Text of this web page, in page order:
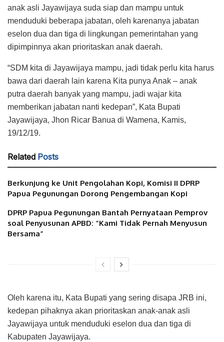
anak asli Jayawijaya suda siap dan mampu untuk
menduduki beberapa jabatan, oleh karenanya jabatan
eselon dua dan tiga di lingkungan pemerintahan yang
dipimpinnya akan prioritaskan anak daerah.
“SDM kita di Jayawijaya mampu, jadi tidak perlu kita harus
bawa dari daerah lain karena Kita punya Anak – anak
putra daerah banyak yang mampu, jadi wajar kita
memberikan jabatan nanti kedepan”, Kata Bupati
Jayawijaya, Jhon Ricar Banua di Wamena, Kamis,
19/12/19.
Related Posts
Berkunjung ke Unit Pengolahan Kopi, Komisi II DPRP
Papua Pegunungan Dorong Pengembangan Kopi
DPRP Papua Pegunungan Bantah Pernyataan Pemprov
soal Penyusunan APBD: “Kami Tidak Pernah Menyusun
Bersama”
Oleh karena itu, Kata Bupati yang sering disapa JRB ini,
kedepan pihaknya akan prioritaskan anak-anak asli
Jayawijaya untuk menduduki eselon dua dan tiga di
Kabupaten Jayawijaya.